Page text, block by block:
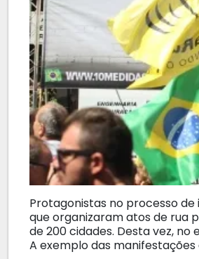
Protagonistas no processo
que organizaram atos de rua
de 200 cidades. Desta vez,
A exemplo das